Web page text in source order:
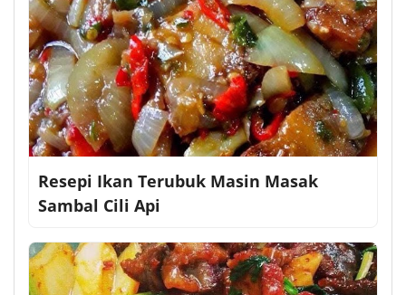
Resepi Ikan Terubuk Masin Masak
Sambal Cili Api